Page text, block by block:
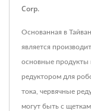
Corp.
Основанная в
является
основные продукты
редуктором для
тока, червячные
могут быть с